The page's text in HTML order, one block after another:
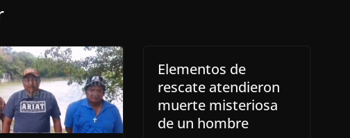
Elementos de
rescate atendieron
muerte misteriosa
de un hombre